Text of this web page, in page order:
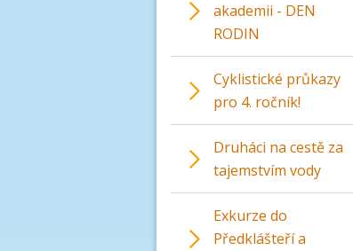
akademii - DEN
RODIN
Cyklistické průkazy
pro 4. ročník!
Druháci na cestě za
tajemstvím vody
Exkurze do
Předklášteří a